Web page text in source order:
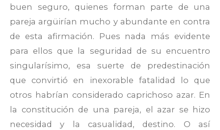
buen seguro, quienes forman parte de una
pareja argüirían mucho y abundante en contra
de esta afirmación. Pues nada más evidente
para ellos que la seguridad de su encuentro
singularísimo, esa suerte de predestinación
que convirtió en inexorable fatalidad lo que
otros habrían considerado caprichoso azar. En
la constitución de una pareja, el azar se hizo
necesidad y la casualidad, destino. O así